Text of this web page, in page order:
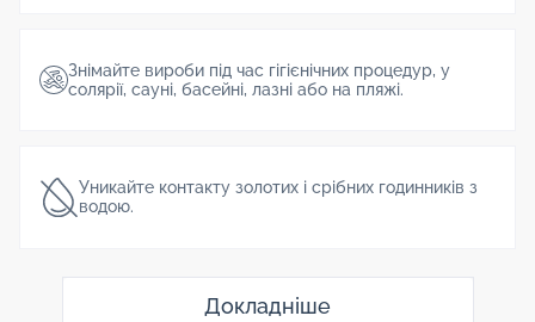
Знімайте вироби під час гігієнічних процедур, у
солярії, сауні, басейні, лазні або на пляжі.
Уникайте контакту золотих і срібних годинників з
водою.
Докладніше